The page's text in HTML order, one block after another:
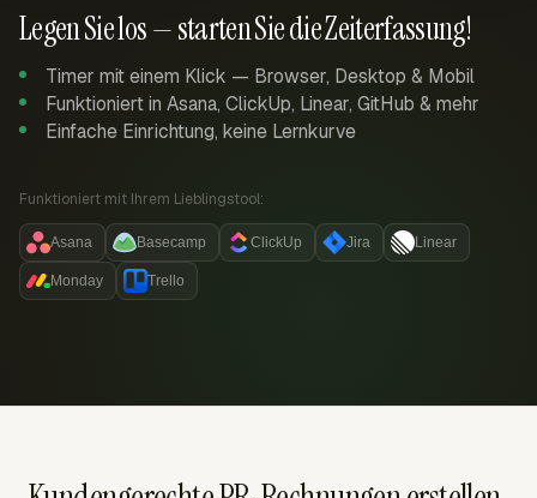
Legen Sie los — starten Sie die Zeiterfassung!
Timer mit einem Klick — Browser, Desktop & Mobil
Funktioniert in Asana, ClickUp, Linear, GitHub & mehr
Einfache Einrichtung, keine Lernkurve
Funktioniert mit Ihrem Lieblingstool:
Asana Basecamp ClickUp Jira Linear
Monday Trello